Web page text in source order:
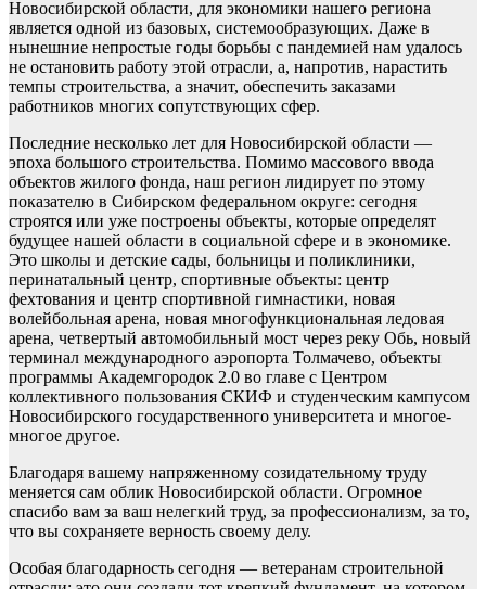
Новосибирской области, для экономики нашего региона
является одной из базовых, системообразующих. Даже в
нынешние непростые годы борьбы с пандемией нам удалось
не остановить работу этой отрасли, а, напротив, нарастить
темпы строительства, а значит, обеспечить заказами
работников многих сопутствующих сфер.
Последние несколько лет для Новосибирской области —
эпоха большого строительства. Помимо массового ввода
объектов жилого фонда, наш регион лидирует по этому
показателю в Сибирском федеральном округе: сегодня
строятся или уже построены объекты, которые определят
будущее нашей области в социальной сфере и в экономике.
Это школы и детские сады, больницы и поликлиники,
перинатальный центр, спортивные объекты: центр
фехтования и центр спортивной гимнастики, новая
волейбольная арена, новая многофункциональная ледовая
арена, четвертый автомобильный мост через реку Обь, новый
терминал международного аэропорта Толмачево, объекты
программы Академгородок 2.0 во главе с Центром
коллективного пользования СКИФ и студенческим кампусом
Новосибирского государственного университета и многое-
многое другое.
Благодаря вашему напряженному созидательному труду
меняется сам облик Новосибирской области. Огромное
спасибо вам за ваш нелегкий труд, за профессионализм, за то,
что вы сохраняете верность своему делу.
Особая благодарность сегодня — ветеранам строительной